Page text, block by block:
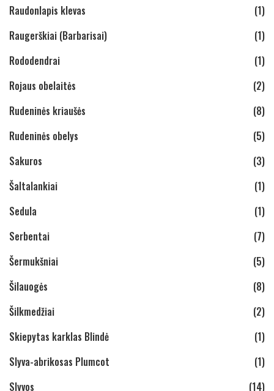
Raudonlapis klevas
(1)
Raugerškiai (Barbarisai)
(1)
Rododendrai
(1)
Rojaus obelaitės
(2)
Rudeninės kriaušės
(8)
Rudeninės obelys
(5)
Sakuros
(3)
Šaltalankiai
(1)
Sedula
(1)
Serbentai
(7)
Šermukšniai
(5)
Šilauogės
(8)
Šilkmedžiai
(2)
Skiepytas karklas Blindė
(1)
Slyva-abrikosas Plumcot
(1)
Slyvos
(14)